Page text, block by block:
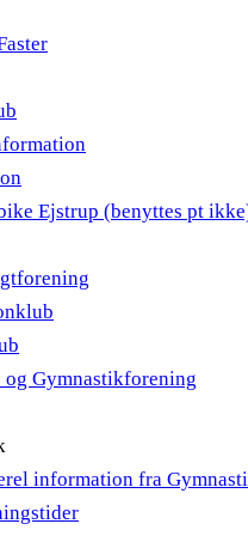
Ejstrup (benyttes pt
Gymnastikforening
information fra